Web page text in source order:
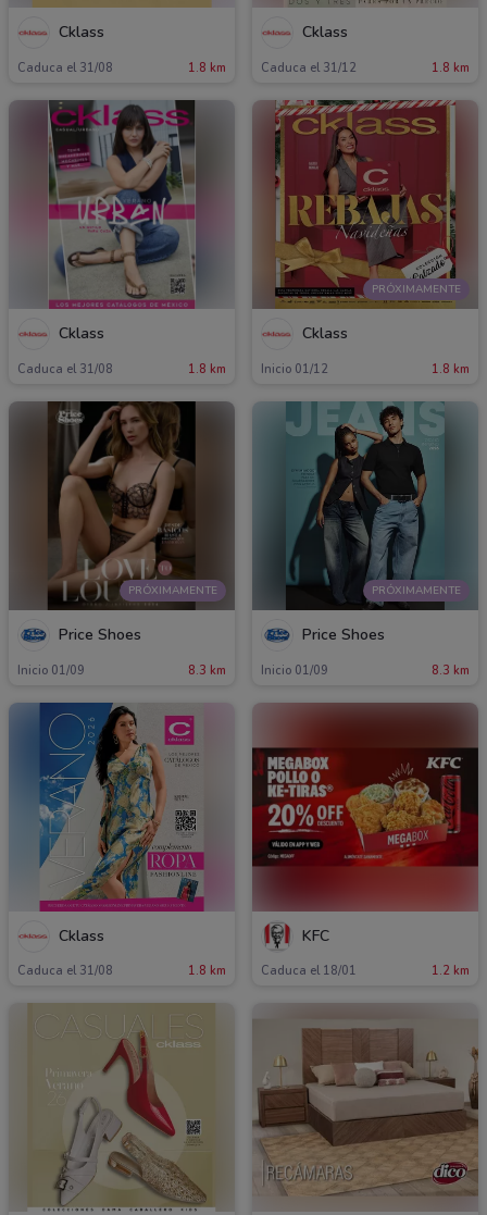
Cklass
Caduca el 31/08 1.8 km
Cklass
Caduca el 31/12 1.8 km
Cklass
Caduca el 31/08 1.8 km
PRÓXIMAMENTE
Cklass
Inicio 01/12 1.8 km
PRÓXIMAMENTE
Price Shoes
Inicio 01/09 8.3 km
PRÓXIMAMENTE
Price Shoes
Inicio 01/09 8.3 km
Cklass
Caduca el 31/08 1.8 km
KFC
Caduca el 18/01 1.2 km